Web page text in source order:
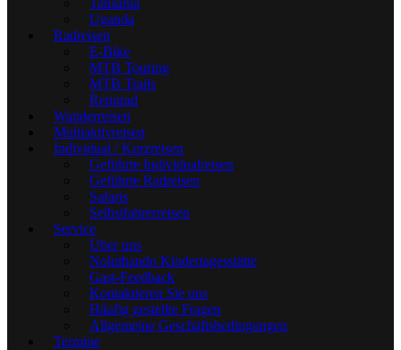
Tansania
Uganda
Radreisen
E-Bike
MTB Touring
MTB Trails
Rennrad
Wanderreisen
Multiaktivreisen
Individual / Kurzreisen
Geführte Individualreisen
Geführte Radreisen
Safaris
Selbstfahrerreisen
Service
Über uns
Noluthando Kindertagesstätte
Gast-Feedback
Kontaktieren Sie uns
Häufig gestellte Fragen
Allgemeine Geschäftsbedingungen
Termine